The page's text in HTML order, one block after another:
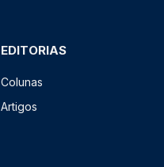
EDITORIAS
Colunas
Artigos